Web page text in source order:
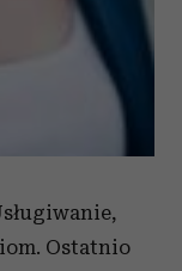
Ostatnio